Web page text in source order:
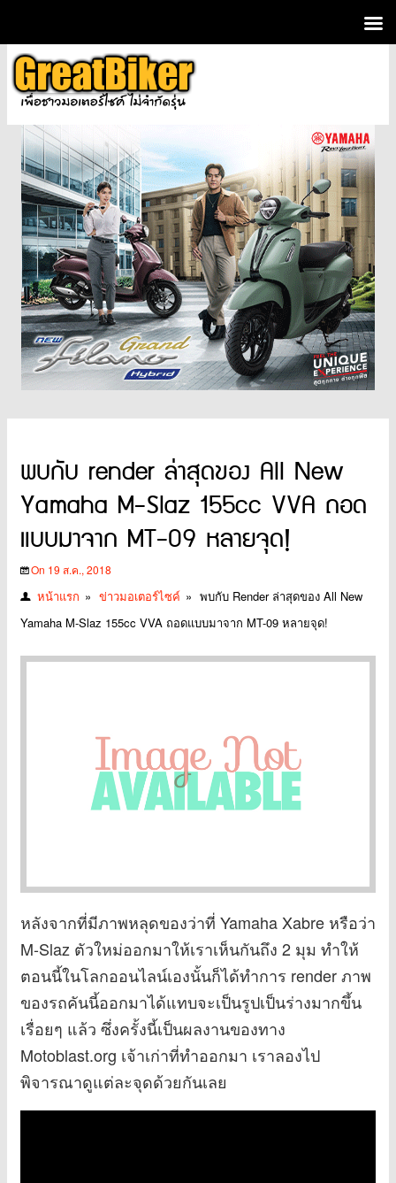
พบกับ render ล่าสุดของ All New
Yamaha M-Slaz 155cc VVA ถอด
แบบมาจาก MT-09 หลายจุด!
On 19 ส.ค., 2018
หน้าแรก » ข่าวมอเตอร์ไซค์ » พบกับ Render ล่าสุดของ All New
Yamaha M-Slaz 155cc VVA ถอดแบบมาจาก MT-09 หลายจุด!
หลังจากที่มีภาพหลุดของว่าที่ Yamaha Xabre หรือว่า
M-Slaz ตัวใหม่ออกมาให้เราเห็นกันถึง 2 มุม ทำให้
ตอนนี้ในโลกออนไลน์เองนั้นก็ได้ทำการ render ภาพ
ของรถคันนี้ออกมาได้แทบจะเป็นรูปเป็นร่างมากขึ้น
เรื่อยๆ แล้ว ซึ่งครั้งนี้เป็นผลงานของทาง
Motoblast.org เจ้าเก่าที่ทำออกมา เราลองไป
พิจารณาดูแต่ละจุดด้วยกันเลย